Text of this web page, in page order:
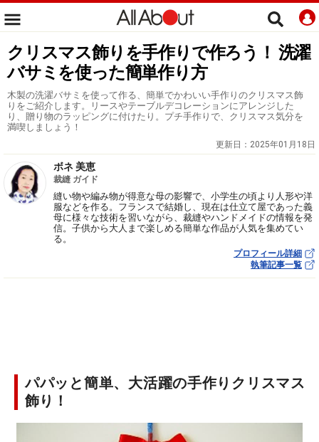
クリスマス飾りを手作りで作ろう！ 洗濯
バサミを使った簡単作り方
木製の洗濯バサミを使って作る、簡単でかわいい手作りのクリスマス飾
りをご紹介します。リースやテーブルデコレーションにアレンジした
り、贈り物のラッピングに付けたり。プチ手作りで、クリスマス気分を
満喫しましょう！
更新日： 2025年01月18日
ボネ 美恵
裁縫 ガイド
縫い物や編み物が得意な母の影響で、小学生の頃より人形や洋
服などを作る。フランスで結婚し、現在は仕立て屋であった義
母に様々な技術を習いながら、裁縫やハンドメイドの情報を発
信。子供から大人まで楽しめる簡単な作品が人気を集めてい
る。
プロフィール詳細
執筆記事一覧
パパッと簡単、大活躍の手作りクリスマス
飾り！